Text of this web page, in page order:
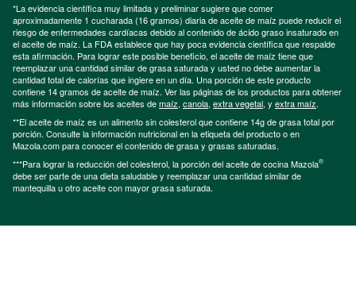
*La evidencia científica muy limitada y preliminar sugiere que comer
aproximadamente 1 cucharada (16 gramos) diaria de aceite de maíz puede reducir el
riesgo de enfermedades cardíacas debido al contenido de ácido graso insaturado en
el aceite de maíz. La FDA establece que hay poca evidencia científica que respalde
esta afirmación. Para lograr este posible beneficio, el aceite de maíz tiene que
reemplazar una cantidad similar de grasa saturada y usted no debe aumentar la
cantidad total de calorías que ingiere en un día. Una porción de este producto
contiene 14 gramos de aceite de maíz. Ver las páginas de los productos para obtener
más información sobre los aceites demaíz, canola, extra vegetal, y extra maíz.
**El aceite de maíz es un alimento sin colesterol que contiene 14g de grasa total por
porción. Consulte la información nutricional en la etiqueta del producto o en
Mazola.com para conocer el contenido de grasa y grasas saturadas.
***Para lograr la reducción del colesterol, la porción del aceite de cocina Mazola®
debe ser parte de una dieta saludable y reemplazar una cantidad similar de
mantequilla u otro aceite con mayor grasa saturada.